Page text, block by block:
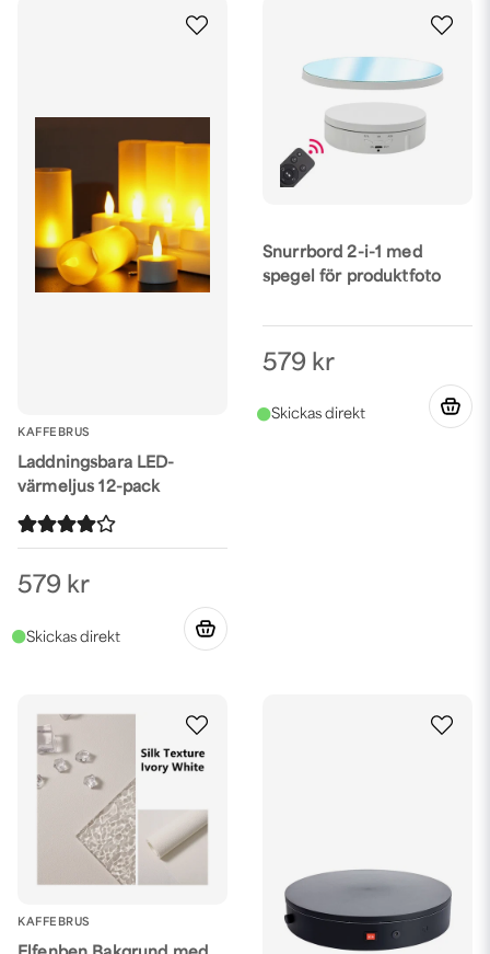
KAFFEBRUS
Laddningsbara LED-
värmeljus 12-pack
579 kr
Snurrbord 2-i-1 med
spegel för produktfoto
579 kr
KAFFEBRUS